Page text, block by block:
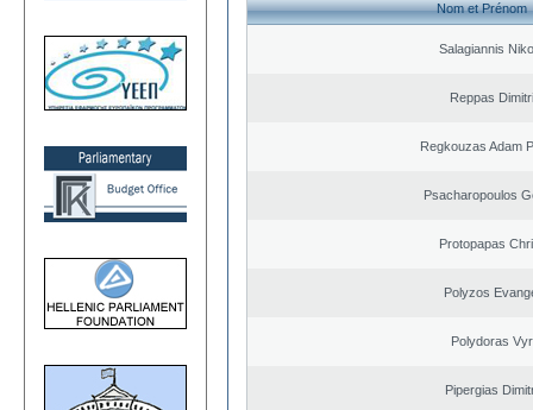
Nom et Prénom
Salagiannis
Reppas
Regkouzas Adam
Psacharopoulos
Protopapas
Polyzos
Polydoras
Pipergias